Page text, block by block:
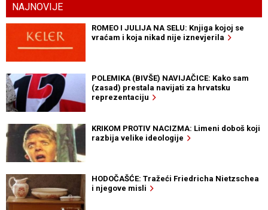
NAJNOVIJE
ROMEO I JULIJA NA SELU: Knjiga kojoj se
vraćam i koja nikad nije iznevjerila
POLEMIKA (BIVŠE) NAVIJAČICE: Kako sam
(zasad) prestala navijati za hrvatsku
reprezentaciju
KRIKOM PROTIV NACIZMA: Limeni doboš koji
razbija velike ideologije
HODOČAŠĆE: Tražeći Friedricha Nietzschea
i njegove misli